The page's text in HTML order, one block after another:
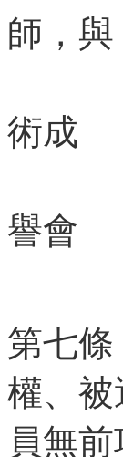
師，與
婦癌
術成
就經
譽會
員
第七
權、
員無前